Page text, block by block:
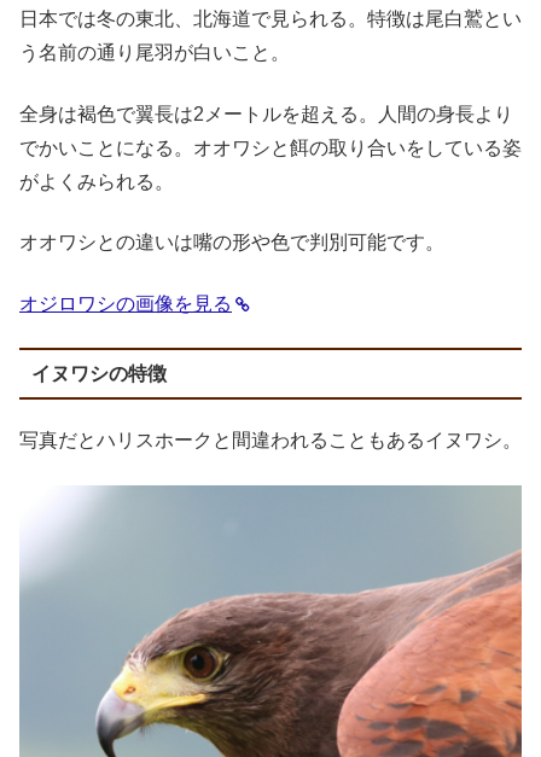
日本では冬の東北、北海道で見られる。特徴は尾白鷲とい
う名前の通り尾羽が白いこと。
全身は褐色で翼長は2メートルを超える。人間の身長より
でかいことになる。オオワシと餌の取り合いをしている姿
がよくみられる。
オオワシとの違いは嘴の形や色で判別可能です。
オジロワシの画像を見る
イヌワシの特徴
写真だとハリスホークと間違われることもあるイヌワシ。